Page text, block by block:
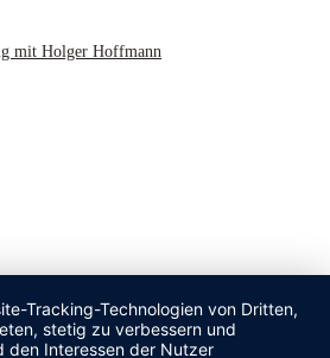
mit Holger Hoffmann
Tracking-Technologien von Dritten,
stetig zu verbessern und
den Interessen der Nutzer